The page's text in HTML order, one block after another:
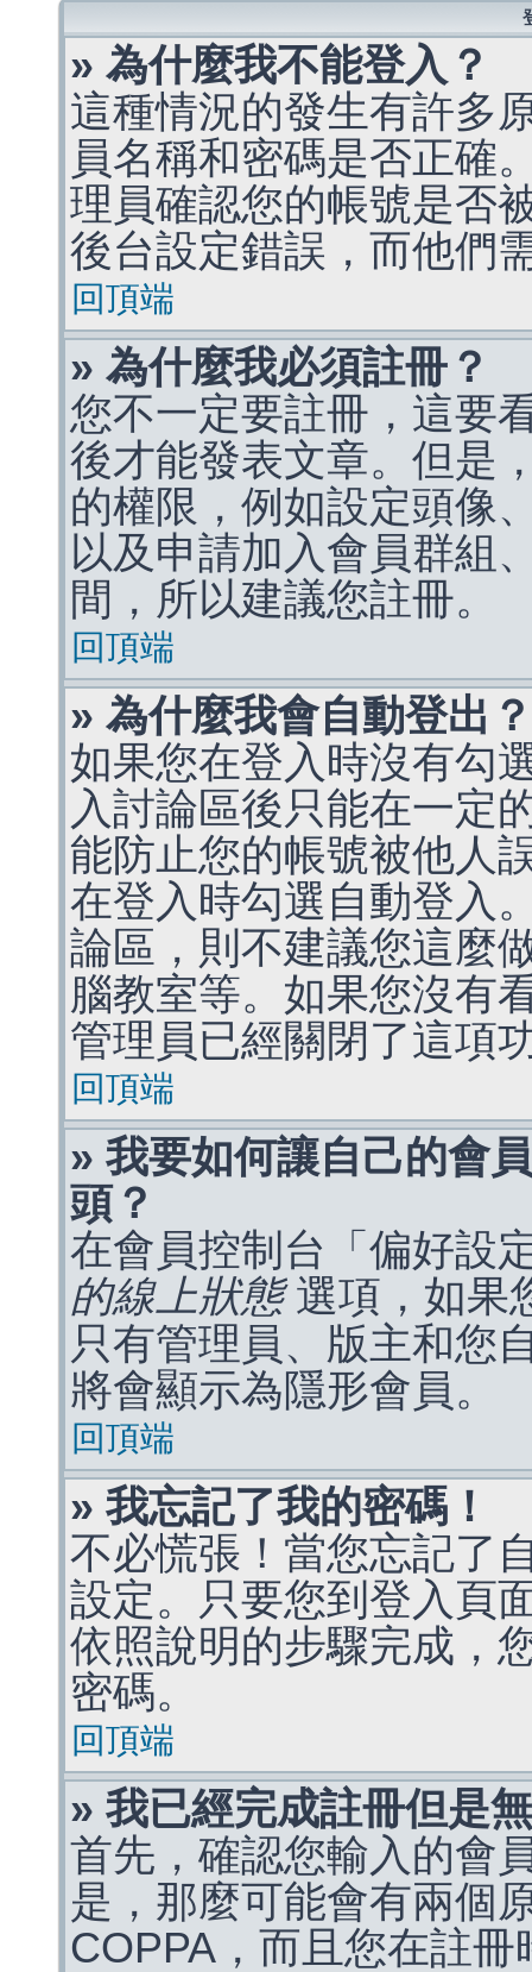
» 為什麼我不能登入？
這種情況的發生有許多
員名稱和密碼是否正確
理員確認您的帳號是否
後台設定錯誤，而他們
回頂端
» 為什麼我必須註冊？
您不一定要註冊，這要
後才能發表文章。但是
的權限，例如設定頭像
以及申請加入會員群組
間，所以建議您註冊。
回頂端
» 為什麼我會自動登出？
如果您在登入時沒有勾
入討論區後只能在一定
能防止您的帳號被他人
在登入時勾選自動登入
論區，則不建議您這麼
腦教室等。如果您沒有
管理員已經關閉了這項
回頂端
» 我要如何讓自己的會
頭？
在會員控制台「偏好設
的線上狀態選項，如果
只有管理員、版主和您
將會顯示為隱形會員。
回頂端
» 我忘記了我的密碼！
不必慌張！當您忘記了
設定。只要您到登入頁
依照說明的步驟完成，
密碼。
回頂端
» 我已經完成註冊但是
首先，確認您輸入的會
是，那麼可能會有兩個
COPPA，而且您在註